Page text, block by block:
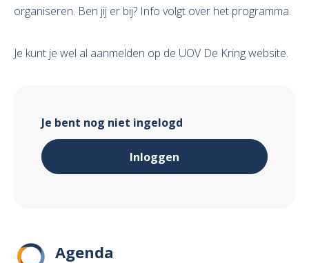
organiseren. Ben jij er bij? Info volgt over het programma.
Je kunt je wel al aanmelden op de UOV De Kring website.
Je bent nog niet ingelogd
Inloggen
Agenda